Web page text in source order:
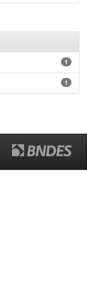
1
1